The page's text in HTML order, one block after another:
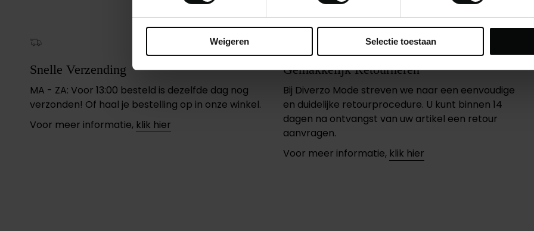
Weigeren Selectie toestaan
Snelle Verzending
MA - ZA: Voor 13:00 besteld is dezelfde dag nog
verzonden! Of haal je bestelling op in onze winkel.
Voor meer informatie, klik hier
Gemakkelijk Retourneren
Bij Diverzo Mode streven we naar een eenvoudige
en duidelijke retourprocedure. U kunt binnen 14
dagen na ontvangst van uw artikel een retour
aanvragen.
Voor meer informatie, klik hier